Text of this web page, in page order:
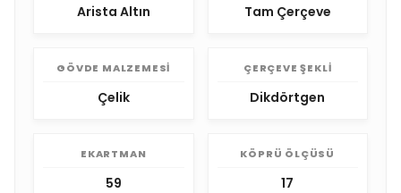
Arista Altın Tam Çerçeve
GÖVDE MALZEMESI
Çelik
ÇERÇEVE ŞEKLI
Dikdörtgen
EKARTMAN
59
KÖPRÜ ÖLÇÜSÜ
17